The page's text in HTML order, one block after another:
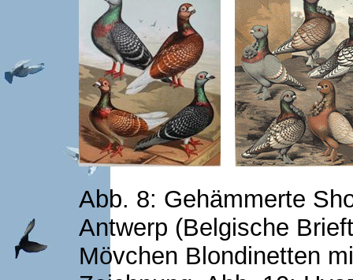
Abb. 8: Gehämmerte
Antwerp (Belgische
Mövchen Blondinetten